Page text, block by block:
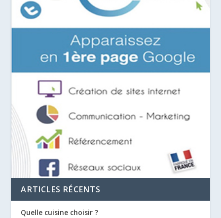
ARTICLES RÉCENTS
Quelle cuisine choisir ?